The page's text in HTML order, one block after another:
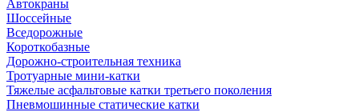
Автокраны
Шоссейные
Вседорожные
Короткобазные
Дорожно-строительная техника
Тротуарные мини-катки
Тяжелые асфальтовые катки третьего поколения
Пневмошинные статические катки